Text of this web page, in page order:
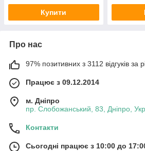
Купити
Про нас
97% позитивних з 3112 відгуків за
Працює з 09.12.2014
м. Дніпро
пр. Слобожанський, 83, Дніпро,
Контакти
Сьогодні працює з 10:00 до